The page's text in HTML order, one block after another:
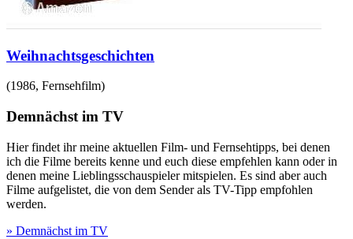
Weihnachtsgeschichten
(1986, Fernsehfilm)
Demnächst im TV
Hier findet ihr meine aktuellen Film- und Fernsehtipps, bei denen
ich die Filme bereits kenne und euch diese empfehlen kann oder in
denen meine Lieblingsschauspieler mitspielen. Es sind aber auch
Filme aufgelistet, die von dem Sender als TV-Tipp empfohlen
werden.
» Demnächst im TV